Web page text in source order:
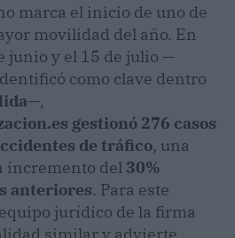
marca el inicio de uno de
movilidad del año. En
junio y el 15 de julio —
como clave dentro
—,
gestionó 276 casos
de tráfico, una
incremento del 30%
anteriores. Para este
jurídico de la firma
similar y advierte